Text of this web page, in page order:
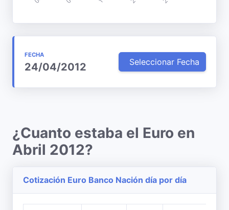
FECHA
24/04/2012 Seleccionar Fecha
¿Cuanto estaba el Euro en
Abril 2012?
Cotización Euro Banco Nación día por día